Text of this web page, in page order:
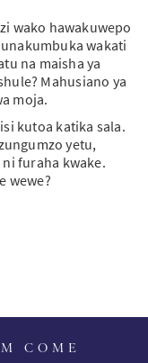
wako hawakuwepo
wakati
na maisha ya
Mahusiano ya
moja.
kutoa katika sala.
yetu,
furaha kwake.
wewe?
COME